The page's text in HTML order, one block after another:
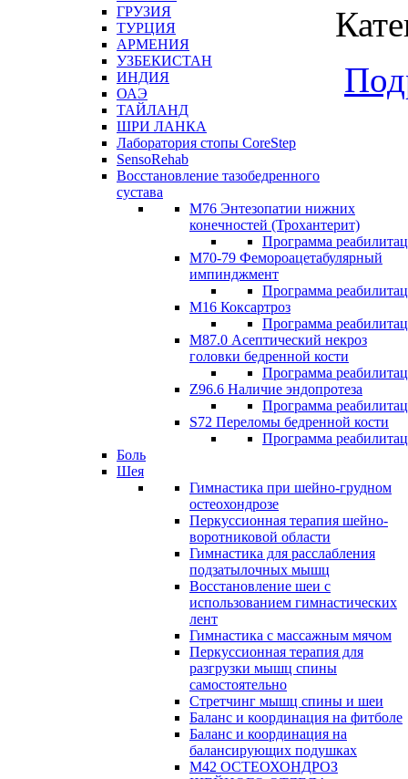
ГРУЗИЯ
ТУРЦИЯ
АРМЕНИЯ
УЗБЕКИСТАН
ИНДИЯ
ОАЭ
ТАЙЛАНД
ШРИ ЛАНКА
Лаборатория стопы CoreStep
SensoRehab
Восстановление тазобедренного
сустава
М76 Энтезопатии нижних
конечностей (Трохантерит)
Программа
М70-79 Фемороацетабулярный
импинджмент
Программа
M16 Коксартроз
Программа
М87.0 Асептический некроз
головки бедренной кости
Программа
Z96.6 Наличие эндопротеза
Программа
S72 Переломы бедренной кости
Программа
Боль
Шея
Гимнастика при шейно-грудном
остеохондрозе
Перкуссионная терапия шейно-
воротниковой области
Гимнастика для расслабления
подзатылочных мышц
Восстановление шеи с
использованием гимнастических
лент
Гимнастика с массажным мячом
Перкуссионная терапия для
разгрузки мышц спины
самостоятельно
Стретчинг мышц спины и шеи
Баланс и координация на фитболе
Баланс и координация на
балансирующих подушках
М42 ОСТЕОХОНДРОЗ